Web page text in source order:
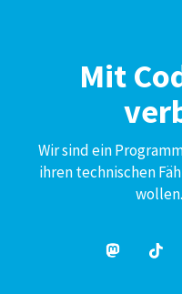
Mit
Wir sind ein
ihren technischen